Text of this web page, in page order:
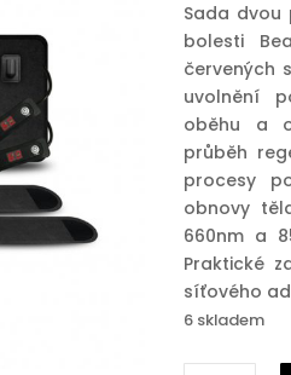
Sada
bolesti
červených
uvolnění
oběhu a
průběh
procesy
obnovy
660nm a
Praktické
síťového
6 skladem